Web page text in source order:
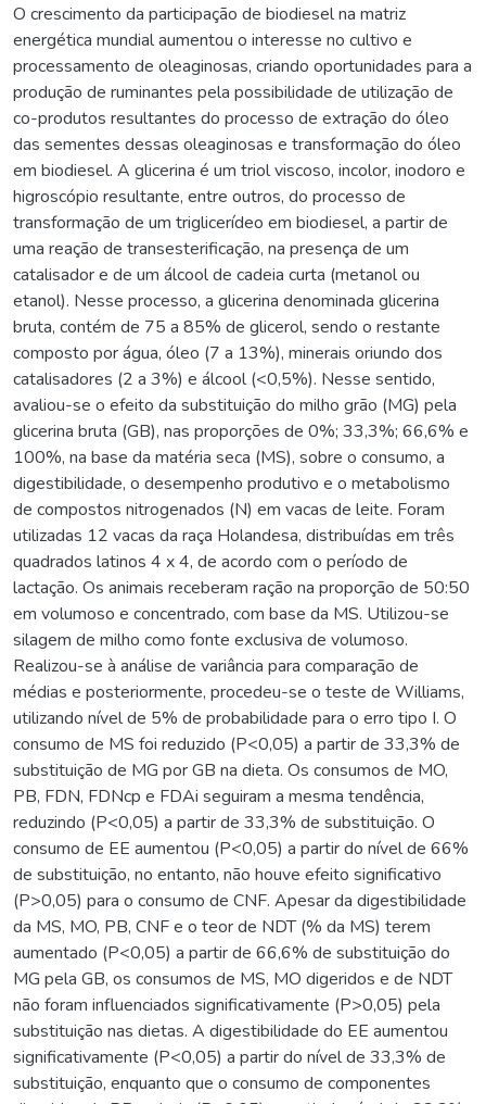
O crescimento da participação de biodiesel na matriz
energética mundial aumentou o interesse no cultivo e
processamento de oleaginosas, criando oportunidades para a
produção de ruminantes pela possibilidade de utilização de
co-produtos resultantes do processo de extração do óleo
das sementes dessas oleaginosas e transformação do óleo
em biodiesel. A glicerina é um triol viscoso, incolor, inodoro e
higroscópio resultante, entre outros, do processo de
transformação de um triglicerídeo em biodiesel, a partir de
uma reação de transesterificação, na presença de um
catalisador e de um álcool de cadeia curta (metanol ou
etanol). Nesse processo, a glicerina denominada glicerina
bruta, contém de 75 a 85% de glicerol, sendo o restante
composto por água, óleo (7 a 13%), minerais oriundo dos
catalisadores (2 a 3%) e álcool (<0,5%). Nesse sentido,
avaliou-se o efeito da substituição do milho grão (MG) pela
glicerina bruta (GB), nas proporções de 0%; 33,3%; 66,6% e
100%, na base da matéria seca (MS), sobre o consumo, a
digestibilidade, o desempenho produtivo e o metabolismo
de compostos nitrogenados (N) em vacas de leite. Foram
utilizadas 12 vacas da raça Holandesa, distribuídas em três
quadrados latinos 4 x 4, de acordo com o período de
lactação. Os animais receberam ração na proporção de 50:50
em volumoso e concentrado, com base da MS. Utilizou-se
silagem de milho como fonte exclusiva de volumoso.
Realizou-se à análise de variância para comparação de
médias e posteriormente, procedeu-se o teste de Williams,
utilizando nível de 5% de probabilidade para o erro tipo I. O
consumo de MS foi reduzido (P<0,05) a partir de 33,3% de
substituição de MG por GB na dieta. Os consumos de MO,
PB, FDN, FDNcp e FDAi seguiram a mesma tendência,
reduzindo (P<0,05) a partir de 33,3% de substituição. O
consumo de EE aumentou (P<0,05) a partir do nível de 66%
de substituição, no entanto, não houve efeito significativo
(P>0,05) para o consumo de CNF. Apesar da digestibilidade
da MS, MO, PB, CNF e o teor de NDT (% da MS) terem
aumentado (P<0,05) a partir de 66,6% de substituição do
MG pela GB, os consumos de MS, MO digeridos e de NDT
não foram influenciados significativamente (P>0,05) pela
substituição nas dietas. A digestibilidade do EE aumentou
significativamente (P<0,05) a partir do nível de 33,3% de
substituição, enquanto que o consumo de componentes